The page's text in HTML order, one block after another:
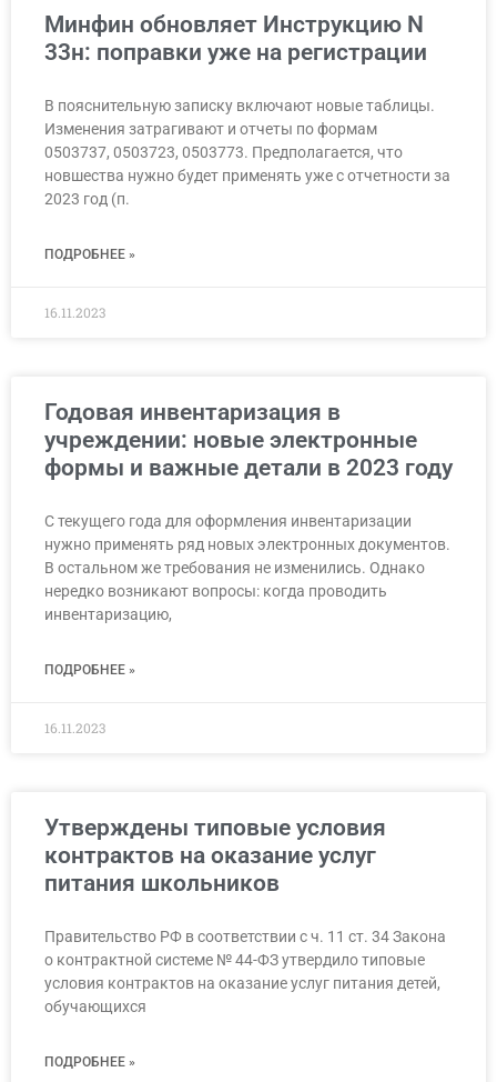
Минфин обновляет Инструкцию N
33н: поправки уже на регистрации
В пояснительную записку включают новые таблицы.
Изменения затрагивают и отчеты по формам
0503737, 0503723, 0503773. Предполагается, что
новшества нужно будет применять уже с отчетности за
2023 год (п.
ПОДРОБНЕЕ »
16.11.2023
Годовая инвентаризация в
учреждении: новые электронные
формы и важные детали в 2023 году
С текущего года для оформления инвентаризации
нужно применять ряд новых электронных документов.
В остальном же требования не изменились. Однако
нередко возникают вопросы: когда проводить
инвентаризацию,
ПОДРОБНЕЕ »
16.11.2023
Утверждены типовые условия
контрактов на оказание услуг
питания школьников
Правительство РФ в соответствии с ч. 11 ст. 34 Закона
о контрактной системе № 44-ФЗ утвердило типовые
условия контрактов на оказание услуг питания детей,
обучающихся
ПОДРОБНЕЕ »